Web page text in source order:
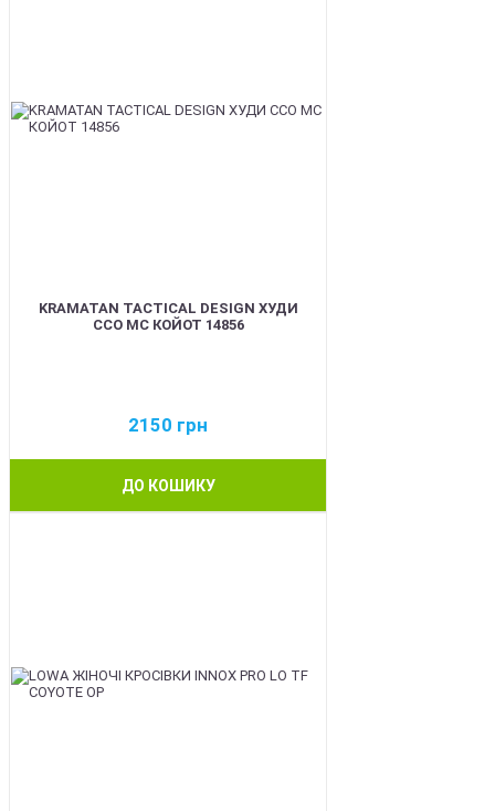
KRAMATAN TACTICAL DESIGN ХУДИ
ССО МС КОЙОТ 14856
2150 грн
ДО КОШИКУ